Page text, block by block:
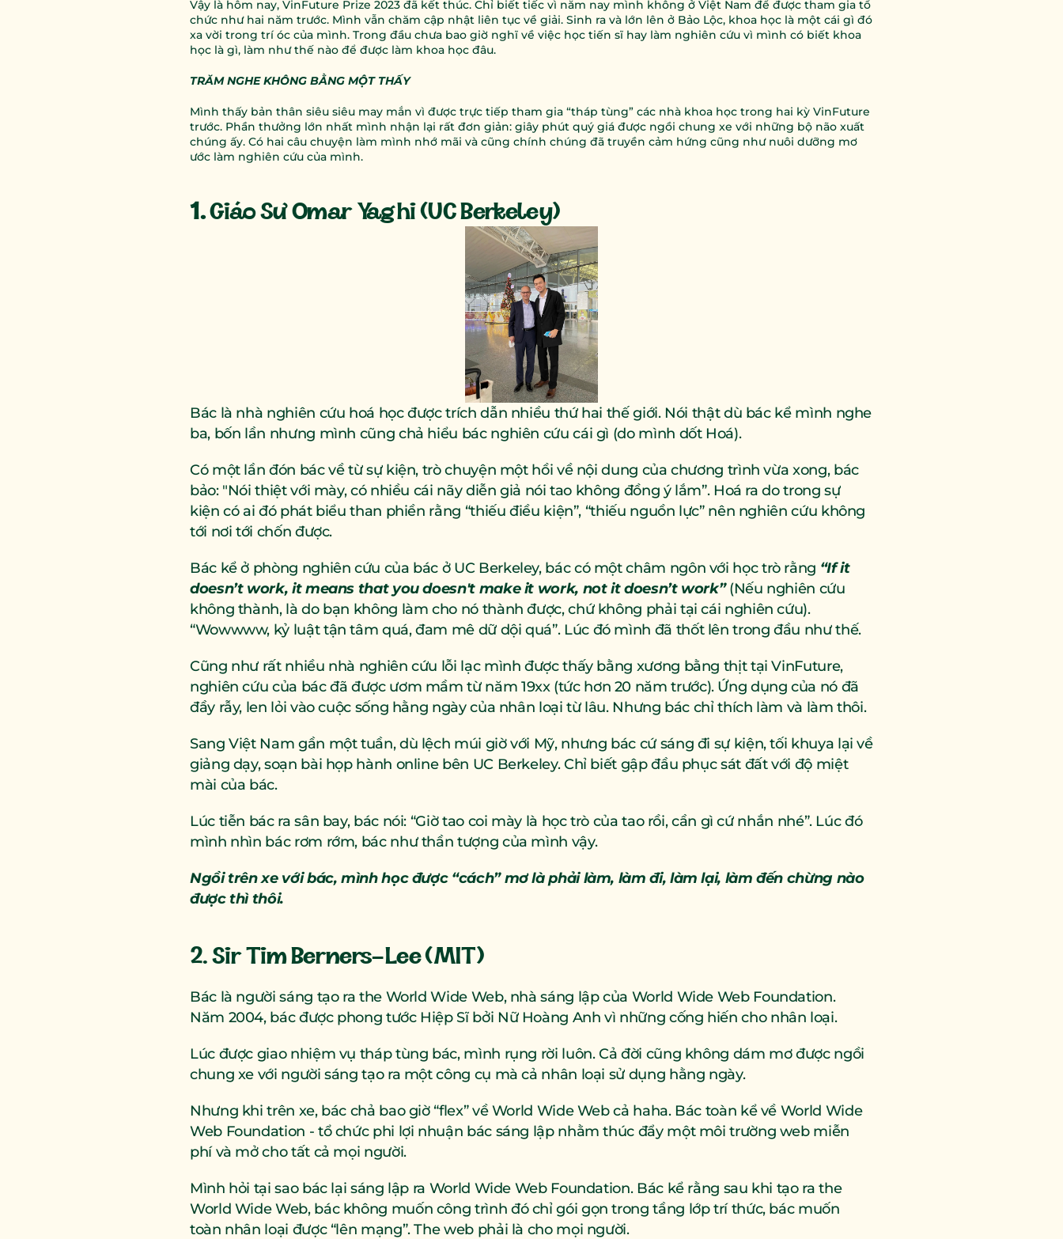
Vậy là hôm nay, VinFuture Prize 2023 đã kết thúc. Chỉ biết tiếc vì năm nay mình không ở Việt Nam để được tham gia tổ
chức như hai năm trước. Mình vẫn chăm cập nhật liên tục về giải. Sinh ra và lớn lên ở Bảo Lộc, khoa học là một cái gì đó
xa vời trong trí óc của mình. Trong đầu chưa bao giờ nghĩ về việc học tiến sĩ hay làm nghiên cứu vì mình có biết khoa
học là gì, làm như thế nào để được làm khoa học đâu.
TRĂM NGHE KHÔNG BẰNG MỘT THẤY
Mình thấy bản thân siêu siêu may mắn vì được trực tiếp tham gia “tháp tùng” các nhà khoa học trong hai kỳ VinFuture
trước. Phần thưởng lớn nhất mình nhận lại rất đơn giản: giây phút quý giá được ngồi chung xe với những bộ não xuất
chúng ấy. Có hai câu chuyện làm mình nhớ mãi và cũng chính chúng đã truyền cảm hứng cũng như nuôi dưỡng mơ
ước làm nghiên cứu của mình.
1. Giáo Sư Omar Yaghi (UC Berkeley)
Bác là nhà nghiên cứu hoá học được trích dẫn nhiều thứ hai thế giới. Nói thật dù bác kể mình nghe
ba, bốn lần nhưng mình cũng chả hiểu bác nghiên cứu cái gì (do mình dốt Hoá).
Có một lần đón bác về từ sự kiện, trò chuyện một hồi về nội dung của chương trình vừa xong, bác
bảo: "Nói thiệt với mày, có nhiều cái nãy diễn giả nói tao không đồng ý lắm”. Hoá ra do trong sự
kiện có ai đó phát biểu than phiền rằng “thiếu điều kiện”, “thiếu nguồn lực” nên nghiên cứu không
tới nơi tới chốn được.
Bác kể ở phòng nghiên cứu của bác ở UC Berkeley, bác có một châm ngôn với học trò rằng “If it
doesn’t work, it means that you doesn't make it work, not it doesn’t work” (Nếu nghiên cứu
không thành, là do bạn không làm cho nó thành được, chứ không phải tại cái nghiên cứu).
“Wowwww, kỷ luật tận tâm quá, đam mê dữ dội quá”. Lúc đó mình đã thốt lên trong đầu như thế.
Cũng như rất nhiều nhà nghiên cứu lỗi lạc mình được thấy bằng xương bằng thịt tại VinFuture,
nghiên cứu của bác đã được ươm mầm từ năm 19xx (tức hơn 20 năm trước). Ứng dụng của nó đã
đầy rẫy, len lỏi vào cuộc sống hằng ngày của nhân loại từ lâu. Nhưng bác chỉ thích làm và làm thôi.
Sang Việt Nam gần một tuần, dù lệch múi giờ với Mỹ, nhưng bác cứ sáng đi sự kiện, tối khuya lại về
giảng dạy, soạn bài họp hành online bên UC Berkeley. Chỉ biết gập đầu phục sát đất với độ miệt
mài của bác.
Lúc tiễn bác ra sân bay, bác nói: “Giờ tao coi mày là học trò của tao rồi, cần gì cứ nhắn nhé”. Lúc đó
mình nhìn bác rơm rớm, bác như thần tượng của mình vậy.
Ngồi trên xe với bác, mình học được “cách” mơ là phải làm, làm đi, làm lại, làm đến chừng nào
được thì thôi.
2. Sir Tim Berners-Lee (MIT)
Bác là người sáng tạo ra the World Wide Web, nhà sáng lập của World Wide Web Foundation.
Năm 2004, bác được phong tước Hiệp Sĩ bởi Nữ Hoàng Anh vì những cống hiến cho nhân loại.
Lúc được giao nhiệm vụ tháp tùng bác, mình rụng rời luôn. Cả đời cũng không dám mơ được ngồi
chung xe với người sáng tạo ra một công cụ mà cả nhân loại sử dụng hằng ngày.
Nhưng khi trên xe, bác chả bao giờ “flex” về World Wide Web cả haha. Bác toàn kể về World Wide
Web Foundation - tổ chức phi lợi nhuận bác sáng lập nhằm thúc đẩy một môi trường web miễn
phí và mở cho tất cả mọi người.
Mình hỏi tại sao bác lại sáng lập ra World Wide Web Foundation. Bác kể rằng sau khi tạo ra the
World Wide Web, bác không muốn công trình đó chỉ gói gọn trong tầng lớp trí thức, bác muốn
toàn nhân loại được “lên mạng”. The web phải là cho mọi người.